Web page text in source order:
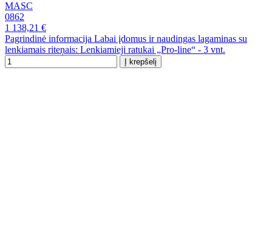
MASC
0862
1 138,21 €
Pagrindinė informacija Labai įdomus ir naudingas lagaminas su
lenkiamais riteņais: Lenkiamieji ratukai „Pro-line“ - 3 vnt.
Į krepšelį